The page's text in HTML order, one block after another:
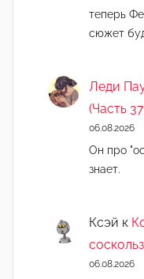
теперь
сюжет
Леди
(Часть
06.08.2026
Он про
знает.
Ксэй к
06.08.2026